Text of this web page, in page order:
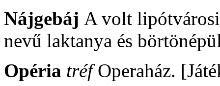
Nájgebáj A volt
nevű laktanya és
Opéria tréfOperaház.